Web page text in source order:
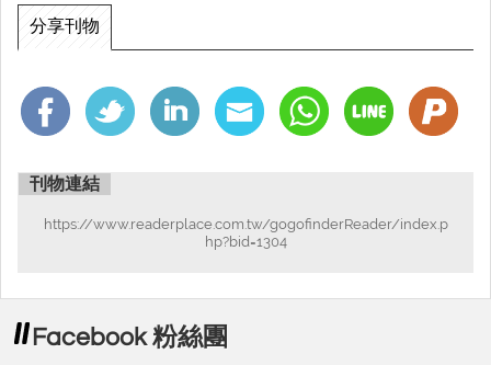
▸打穩基礎，完整你對於各科的架構理念
▸最實用的電子書網站(各經驗談、修法講座、歷屆考
題、考前重點...)
總複習(含共科)
分享刊物
刊物連結
https://www.readerplace.com.tw/gogofinderReader/index.p
hp?bid=1304
Facebook 粉絲團